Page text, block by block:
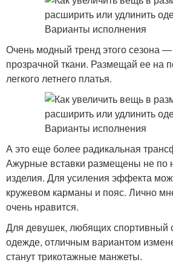
Очень модный тренд этого сезона —
прозрачной ткани. Размещай ее на
легкого летнего платья.
А это еще более радикальная
Ажурные вставки размещены не по
изделия. Для усиления эффекта
кружевом карманы и пояс. Лично
очень нравится.
Для девушек, любящих спортивный
одежде, отличным вариантом
станут трикотажные манжеты.